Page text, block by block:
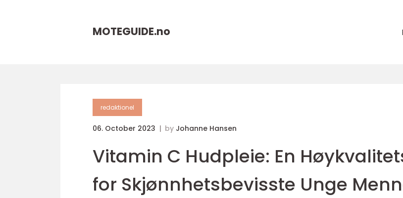
MOTEGUIDE.no
redaktionel
06. October 2023 by Johanne Hansen
Vitamin C Hudpleie: En
for Skjønnhetsbevisste Unge